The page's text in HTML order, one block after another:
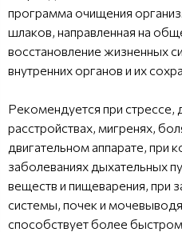
программа очищения
шлаков, направленная на
восстановление жизненных
внутренних органов и их
Рекомендуется при стрессе,
расстройствах, мигренях,
двигательном аппарате, при
заболеваниях дыхательных
веществ и пищеварения, при
системы, почек и
способствует более